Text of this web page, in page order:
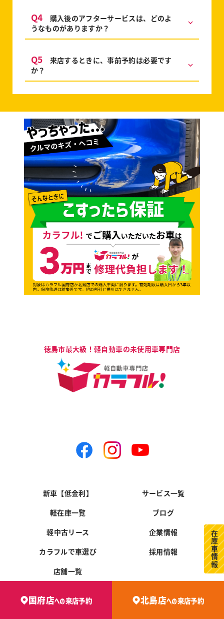
国府店への来店予約 北島店への来店予約
在庫車情報
Q4
購入後のアフターサービスは、どのよ
うなものがありますか？
Q5
来店するときに、事前予約は必要です
か？
新車【低金利】
軽在庫一覧
軽中古リース
カラフルで車選び
店舗一覧
サービス一覧
ブログ
企業情報
採用情報